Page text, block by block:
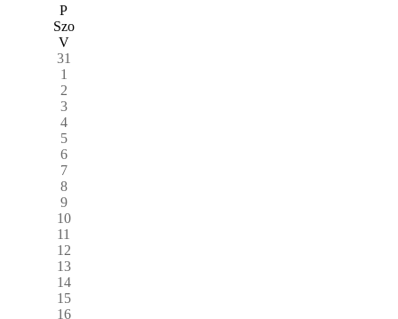
P
Szo
V
31
1
2
3
4
5
6
7
8
9
10
11
12
13
14
15
16